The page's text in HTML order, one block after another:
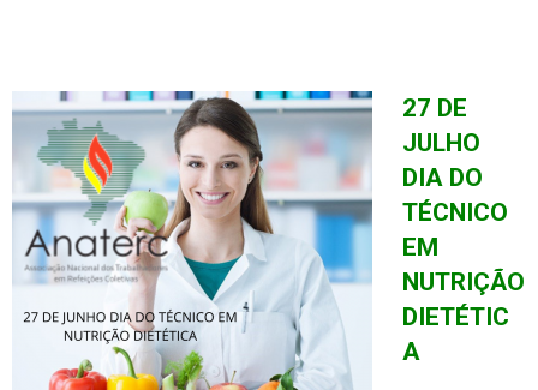
27 DE
JULHO
DIA DO
TÉCNICO
EM
NUTRIÇÃO
DIETÉTIC
A